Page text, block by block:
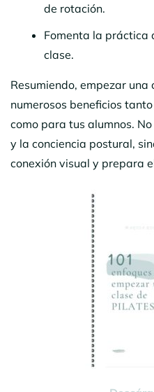
de rotación.
Fomenta la práctica
clase.
Resumiendo, empezar
numerosos beneficios
como para tus alumnos.
y la conciencia postural,
conexión visual y prepara